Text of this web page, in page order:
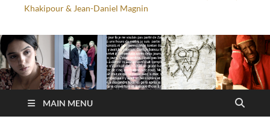
Khakipour & Jean-Daniel Magnin
MAIN MENU